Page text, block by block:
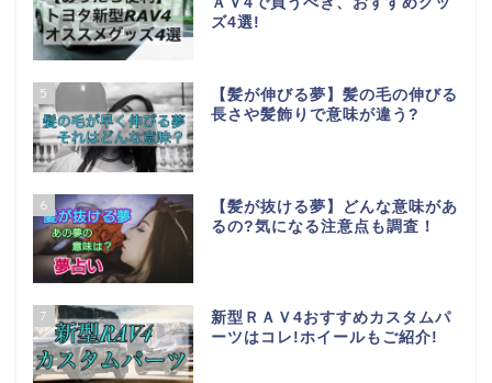
ズ4選!
5
【髪が伸びる夢】髪の毛の伸びる
長さや髪飾りで意味が違う?
6
【髪が抜ける夢】どんな意味があ
るの?気になる注意点も調査！
7
新型ＲＡＶ4おすすめカスタムパ
ーツはコレ!ホイールもご紹介!